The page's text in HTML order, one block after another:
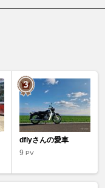
dflyさんの愛車
9 PV